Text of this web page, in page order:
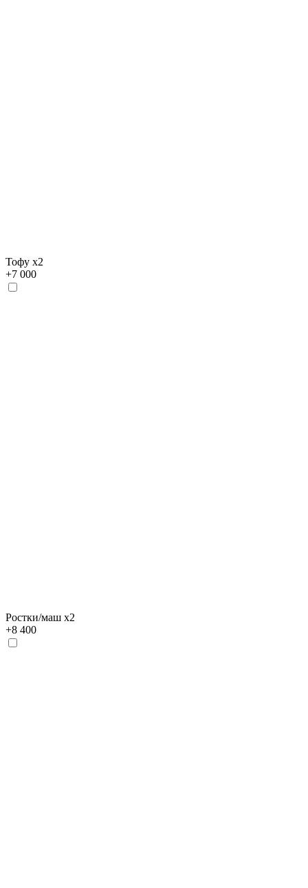
Тофу х2
+7 000
Ростки/маш х2
+8 400